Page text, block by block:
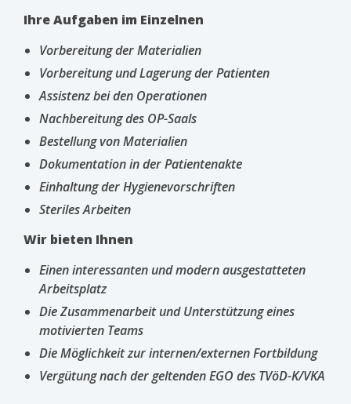
Ihre Aufgaben im Einzelnen
Vorbereitung der Materialien
Vorbereitung und Lagerung der Patienten
Assistenz bei den Operationen
Nachbereitung des OP-Saals
Bestellung von Materialien
Dokumentation in der Patientenakte
Einhaltung der Hygienevorschriften
Steriles Arbeiten
Wir bieten Ihnen
Einen interessanten und modern ausgestatteten
Arbeitsplatz
Die Zusammenarbeit und Unterstützung eines
motivierten Teams
Die Möglichkeit zur internen/externen Fortbildung
Vergütung nach der geltenden EGO des TVöD-K/VKA